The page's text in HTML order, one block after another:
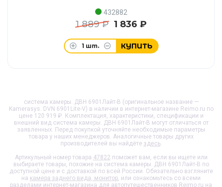
432882
1 889 ₽ 1 836 ₽
1 шт. КУПИТЬ
система камеры. ДВН 6901Лайт-В (оригинальное название —
Kamerasys. DVN 6901Lite-V) в наличии в интернет-магазине Reimo.ru по
цене 120 919 ₽. Комплектация, характеристики, спецификации и
внешний вид система камеры. ДВН 6901Лайт-В могут отличаться от
заявленных. Перед покупкой уточняйте необходимые параметры
товара у наших менеджеров. Аналогичные товары других
производителей вы найдёте здесь.
Артикульный номер товара 47822 поможет вам, если вы ищете или
выбираете товары, похожие на система камеры. ДВН 6901Лайт-В по
доступной цене и с доставкой по всей России. Обязательно взгляните
на камера заднего вида, монитор , или ознакомьтесь со всеми
разделами интернет-магазина для автопутешественников Reimo.ru на